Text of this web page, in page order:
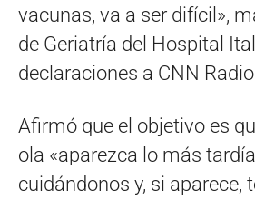
vacunas, va a ser difícil»,
de Geriatría del Hospital
declaraciones a CNN
Afirmó que el objetivo es
ola «aparezca lo más
cuidándonos y, si aparece,